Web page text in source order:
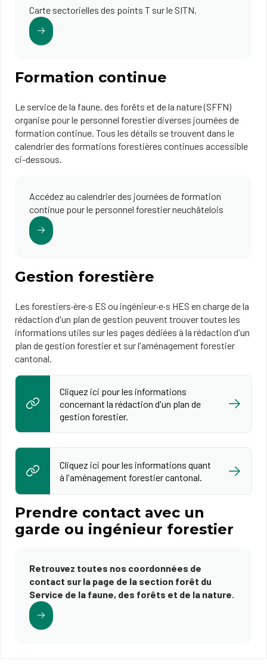
Carte sectorielles des points T sur le SITN.
Formation continue
Le service de la faune, des forêts et de la nature (SFFN)
organise pour le personnel forestier diverses journées de
formation continue. Tous les détails se trouvent dans le
calendrier des formations forestières continues accessible
ci-dessous.
Accédez au calendrier des journées de formation
continue pour le personnel forestier neuchâtelois
Gestion forestière
Les forestiers·ère·s ES ou ingénieur·e·s HES en charge de la
rédaction d'un plan de gestion peuvent trouver toutes les
informations utiles sur les pages dédiées à la rédaction d'un
plan de gestion forestier et sur l'aménagement forestier
cantonal.
Cliquez ici pour les informations
concernant la rédaction d'un plan de
gestion forestier.
Cliquez ici pour les informations quant
à l'aménagement forestier cantonal.
Prendre contact avec un
garde ou ingénieur forestier
Retrouvez toutes nos coordonnées de
contact sur la page de la section forêt du
Service de la faune, des forêts et de la nature.